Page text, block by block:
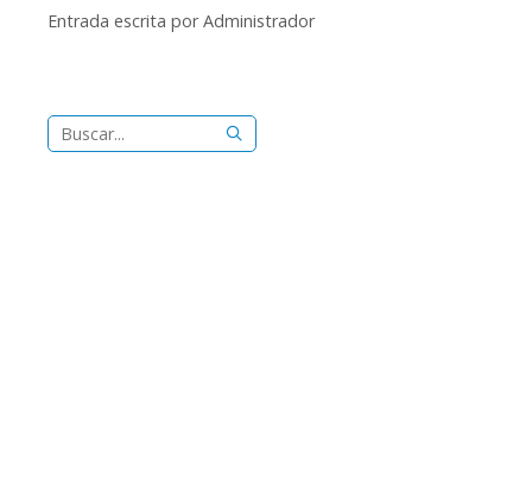
Entrada escrita por Administrador